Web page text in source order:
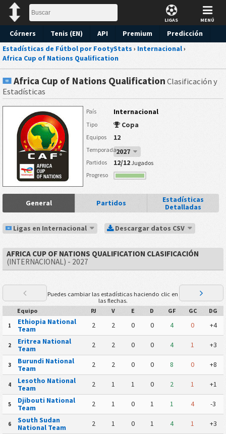
LIGAS MENÚ
Córners Tenis (EN) API Premium
Predicción
Estadísticas de Fútbol por FootyStats › Internacional›
Africa Cup of Nations Qualification
Africa Cup of Nations QualificationClasificación y
Estadísticas
País Internacional
Tipo Copa
Equipos 12
Temporada2027
Partidos 12/12Jugados
Progreso
General Partidos
Estadísticas
Detalladas
Ligas en Internacional Descargar datos CSV
AFRICA CUP OF NATIONS QUALIFICATION CLASIFICACIÓN
(INTERNACIONAL) - 2027
Puedes cambiar las estadísticas haciendo clic en
las flechas.
Equipo
PJ V E D GF GC DG
1
Ethiopia National
Team
2 2 0 0 4 0 +4
2
Eritrea National
Team
2 2 0 0 4 1 +3
3
Burundi National
Team
2 2 0 0 8 0 +8
4
Lesotho National
Team
2 1 1 0 2 1 +1
5
Djibouti National
Team
2 1 0 1 1 4 -3
6
South Sudan
National Team
2 1 0 1 4 1 +3